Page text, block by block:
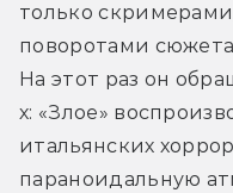
только
поворотами
На этот раз он
х: «Злое»
итальянских
параноидальную